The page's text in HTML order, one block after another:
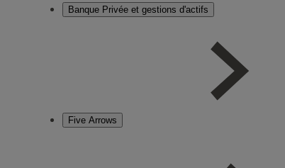
Banque Privée et gestions d'actifs
Five Arrows